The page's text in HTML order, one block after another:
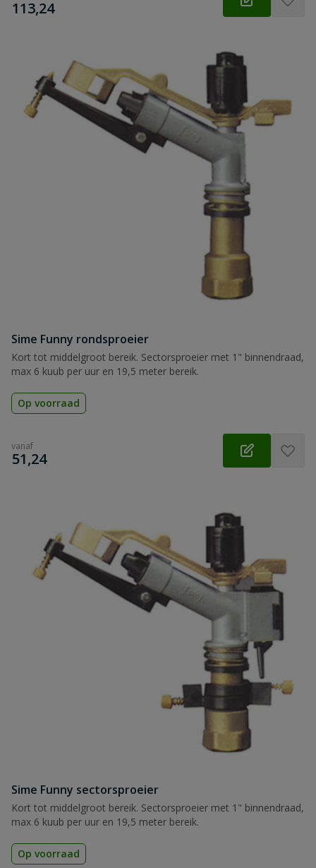
€
113,24
Sime Funny rondsproeier
Kort tot middelgroot bereik. Sectorsproeier met 1" binnendraad,
max 6 kuub per uur en 19,5 meter bereik.
Op voorraad
vanaf
€
51,24
Sime Funny sectorsproeier
Kort tot middelgroot bereik. Sectorsproeier met 1" binnendraad,
max 6 kuub per uur en 19,5 meter bereik.
Op voorraad